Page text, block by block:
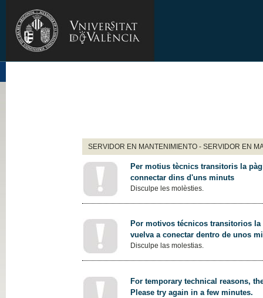
SERVIDOR EN MANTENIMIENTO - SERVIDOR EN
Per motius tècnics transitoris la
connectar dins d'uns minuts
Disculpe les molèsties.
Por motivos técnicos transitorios
vuelva a conectar dentro de unos
Disculpe las molestias.
For temporary technical reasons,
Please try again in a few minutes.